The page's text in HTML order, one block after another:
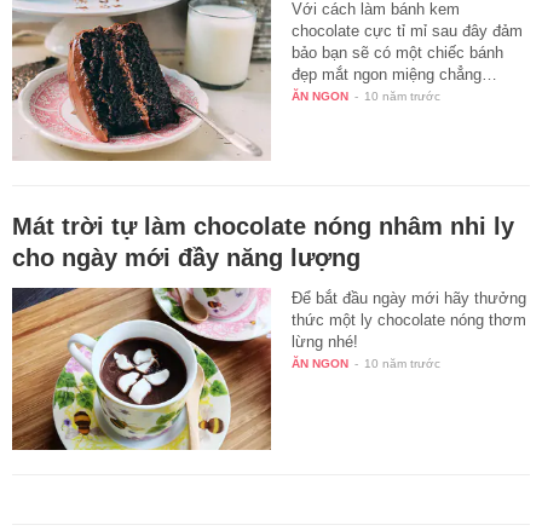
Với cách làm bánh kem
chocolate cực tỉ mỉ sau đây đảm
bảo bạn sẽ có một chiếc bánh
đẹp mắt ngon miệng chẳng…
ĂN NGON - 10 năm trước
Mát trời tự làm chocolate nóng nhâm nhi ly
cho ngày mới đầy năng lượng
Để bắt đầu ngày mới hãy thưởng
thức một ly chocolate nóng thơm
lừng nhé!
ĂN NGON - 10 năm trước